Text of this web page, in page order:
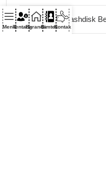
Flashdisk
MenuTentangBerandaBimtekKontak